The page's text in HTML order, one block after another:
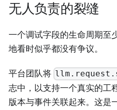
无人负责的裂缝
一个调试字段的生命周期至
地看时似乎都没有争议。
平台团队将
志中，以支持一个真实的工
版本与事件关联起来。这是